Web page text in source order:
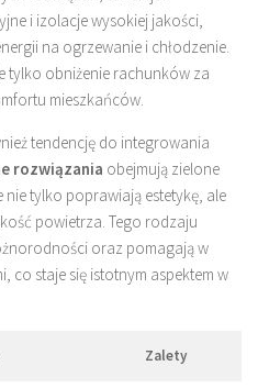
i izolacje wysokiej jakości,
na ogrzewanie i chłodzenie.
tylko obniżenie rachunków za
mieszkańców.
tendencję do integrowania
rozwiązania obejmują zielone
tylko poprawiają estetykę, ale
powietrza. Tego rodzaju
oraz pomagają w
co staje się istotnym aspektem w
Zalety